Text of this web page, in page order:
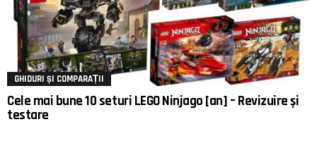
GHIDURI ȘI COMPARAȚII
Cele mai bune 10 seturi LEGO Ninjago [an] – Revizuire și
testare